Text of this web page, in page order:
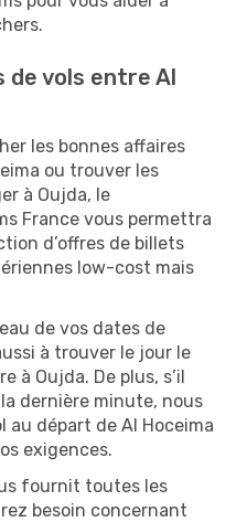
de vols entre Al
les bonnes affaires
ou trouver les
à Oujda, le
France vous permettra
d’offres de billets
low-cost mais
de vos dates de
à trouver le jour le
à Oujda. De plus, s’il
dernière minute, nous
au départ de Al Hoceima
exigences.
fournit toutes les
besoin concernant